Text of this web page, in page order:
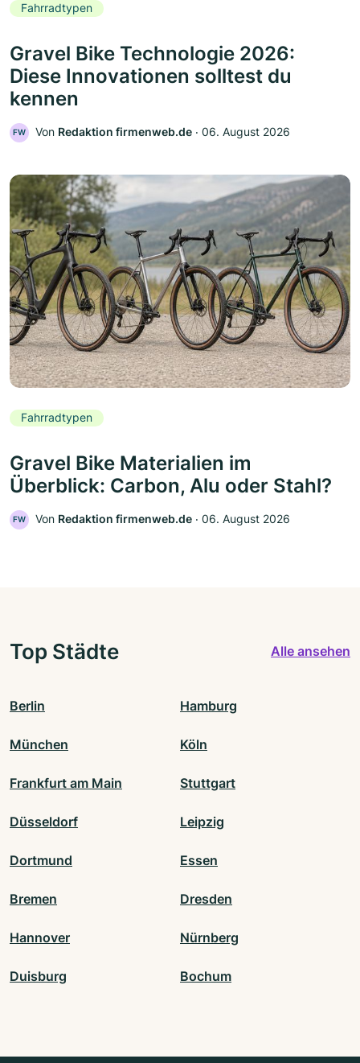
Fahrradtypen
Gravel Bike Technologie 2026:
Diese Innovationen solltest du
kennen
FW Von Redaktion firmenweb.de ‧ 06. August 2026
Fahrradtypen
Gravel Bike Materialien im
Überblick: Carbon, Alu oder Stahl?
FW Von Redaktion firmenweb.de ‧ 06. August 2026
Top Städte Alle ansehen
Berlin Hamburg
München Köln
Frankfurt am Main Stuttgart
Düsseldorf Leipzig
Dortmund Essen
Bremen Dresden
Hannover Nürnberg
Duisburg Bochum